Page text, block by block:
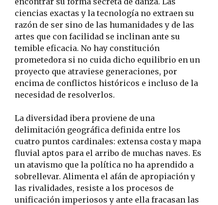
ciencias exactas y la tecnología no extraen su
razón de ser sino de las humanidades y de las
artes que con facilidad se inclinan ante su
temible eficacia. No hay constitución
prometedora si no cuida dicho equilibrio en un
proyecto que atraviese generaciones, por
encima de conflictos históricos e incluso de la
necesidad de resolverlos.
La diversidad ibera proviene de una
delimitación geográfica definida entre los
cuatro puntos cardinales: extensa costa y mapa
fluvial aptos para el arribo de muchas naves. Es
un atavismo que la política no ha aprendido a
sobrellevar. Alimenta el afán de apropiación y
las rivalidades, resiste a los procesos de
unificación imperiosos y ante ella fracasan las